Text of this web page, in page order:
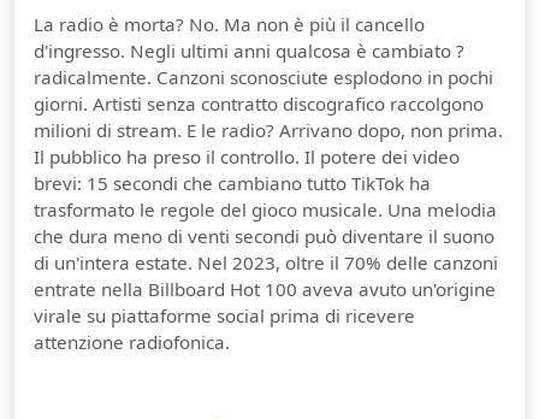
La radio è morta? No. Ma non è più il cancello
d'ingresso. Negli ultimi anni qualcosa è cambiato ?
radicalmente. Canzoni sconosciute esplodono in pochi
giorni. Artisti senza contratto discografico raccolgono
milioni di stream. E le radio? Arrivano dopo, non prima.
Il pubblico ha preso il controllo. Il potere dei video
brevi: 15 secondi che cambiano tutto TikTok ha
trasformato le regole del gioco musicale. Una melodia
che dura meno di venti secondi può diventare il suono
di un'intera estate. Nel 2023, oltre il 70% delle canzoni
entrate nella Billboard Hot 100 aveva avuto un'origine
virale su piattaforme social prima di ricevere
attenzione radiofonica.